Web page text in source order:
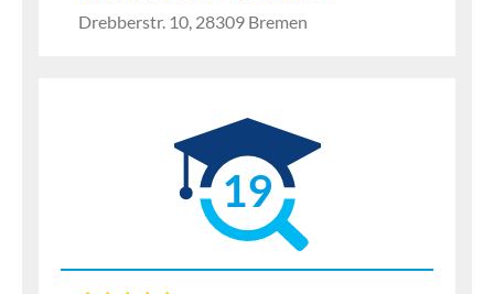
Drebberstr. 10, 28309 Bremen
19